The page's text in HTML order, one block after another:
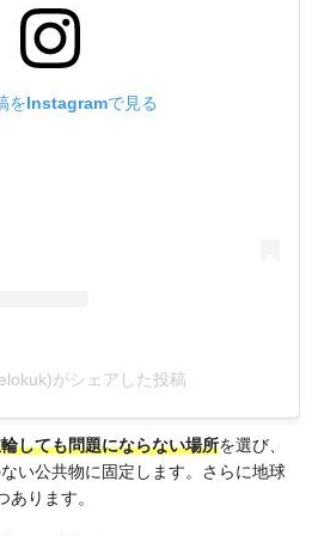
をInstagramで見る
がシェアした投稿
しても問題にならない場所を選び、
い公共物に固定します。さらに地球
ります。